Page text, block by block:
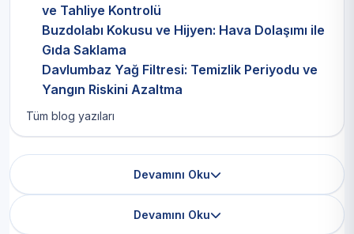
ve Tahliye Kontrolü
Buzdolabı Kokusu ve Hijyen: Hava Dolaşımı ile
Gıda Saklama
Davlumbaz Yağ Filtresi: Temizlik Periyodu ve
Yangın Riskini Azaltma
Tüm blog yazıları
Devamını Oku
Devamını Oku